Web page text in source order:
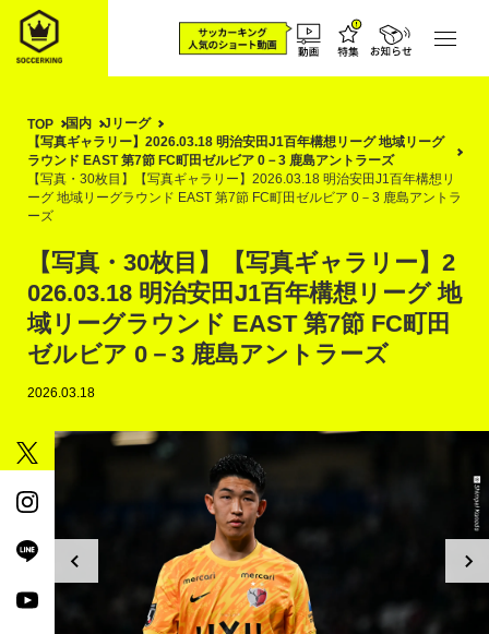
TOP 国内
Jリーグ
【写真ギャラリー】2026.03.18 明治安田J1百年構想リーグ 地域リーグ
ラウンド EAST 第7節 FC町田ゼルビア 0－3 鹿島アントラーズ
【写真・30枚目】【写真ギャラリー】2026.03.18 明治安田J1百年構想リ
ーグ 地域リーグラウンド EAST 第7節 FC町田ゼルビア 0－3 鹿島アントラ
ーズ
【写真・30枚目】【写真ギャラリー】2
026.03.18 明治安田J1百年構想リーグ 地
域リーグラウンド EAST 第7節 FC町田
ゼルビア 0－3 鹿島アントラーズ
2026.03.18